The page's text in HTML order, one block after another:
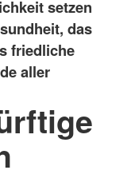
setzen
das
friedliche
aller